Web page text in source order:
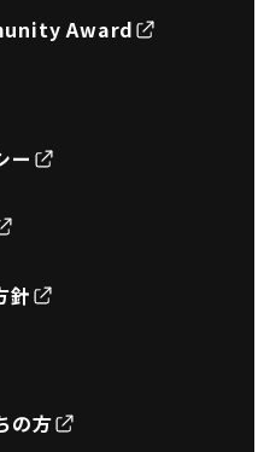
Award
ー
針
の方